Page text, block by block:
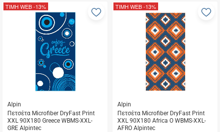
αγορά
αγορά
Alpin
Πετσέτα Microfiber DryFast Print
XXL 90X180 Greece WBMS-XXL-
GRE Alpintec
ΤΙΜΗ WEB-13%
Προσθήκη
αγαπημένα
Alpin
Πετσέτα Microfiber DryFast Print
XXL 90X180 Africa O WBMS-XXL-
AFRO Alpintec
ΤΙΜΗ WEB-13%